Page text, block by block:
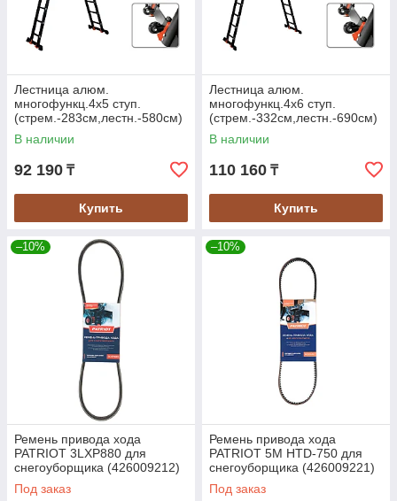
Лестница алюм.
многофункц.4х5 ступ.
(стрем.-283см,лестн.-580см)
15,5кг BLACK LINE STARTUL
(ST9930-05)
В наличии
92 190 ₸
Купить
Лестница алюм.
многофункц.4х6 ступ.
(стрем.-332см,лестн.-690см)
17,0кг BLACK LINE STARTUL
(ST9930-06)
В наличии
110 160 ₸
Купить
–10%
Ремень привода хода
PATRIOT 3LXP880 для
снегоуборщика (426009212)
Под заказ
–10%
Ремень привода хода
PATRIOT 5M HTD-750 для
снегоуборщика (426009221)
Под заказ